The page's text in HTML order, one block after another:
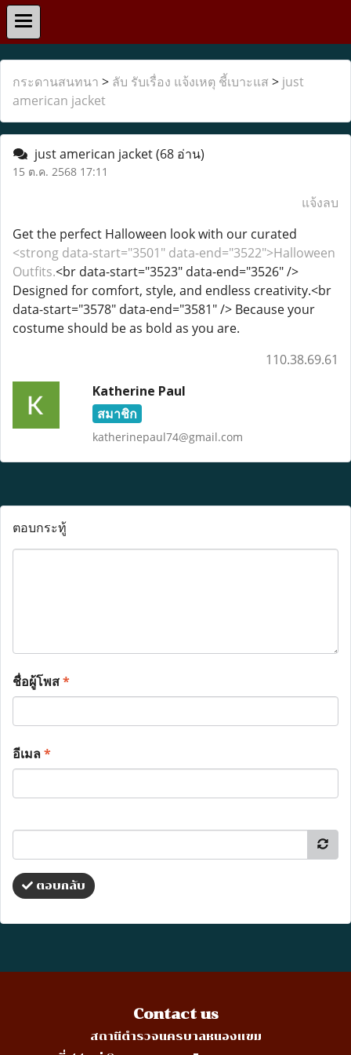
กระดานสนทนา > ลับ รับเรื่อง แจ้งเหตุ ชี้เบาะแส > just
american jacket
just american jacket(68 อ่าน)
15 ต.ค. 2568 17:11
แจ้งลบ
Get the perfect Halloween look with our curated
<strong data-start="3501" data-end="3522">Halloween
Outfits.<br data-start="3523" data-end="3526" />
Designed for comfort, style, and endless creativity.<br
data-start="3578" data-end="3581" /> Because your
costume should be as bold as you are.
110.38.69.61
Katherine Paul
สมาชิก
katherinepaul74@gmail.com
ตอบกระทู้
ชื่อผู้โพส*
อีเมล*
ตอบกลับ
Contact us
สถานีตำรวจนครบาลหนองแขม